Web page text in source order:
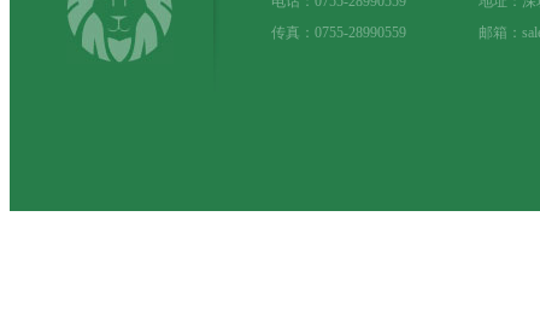
传真：0755-28990559 邮箱：